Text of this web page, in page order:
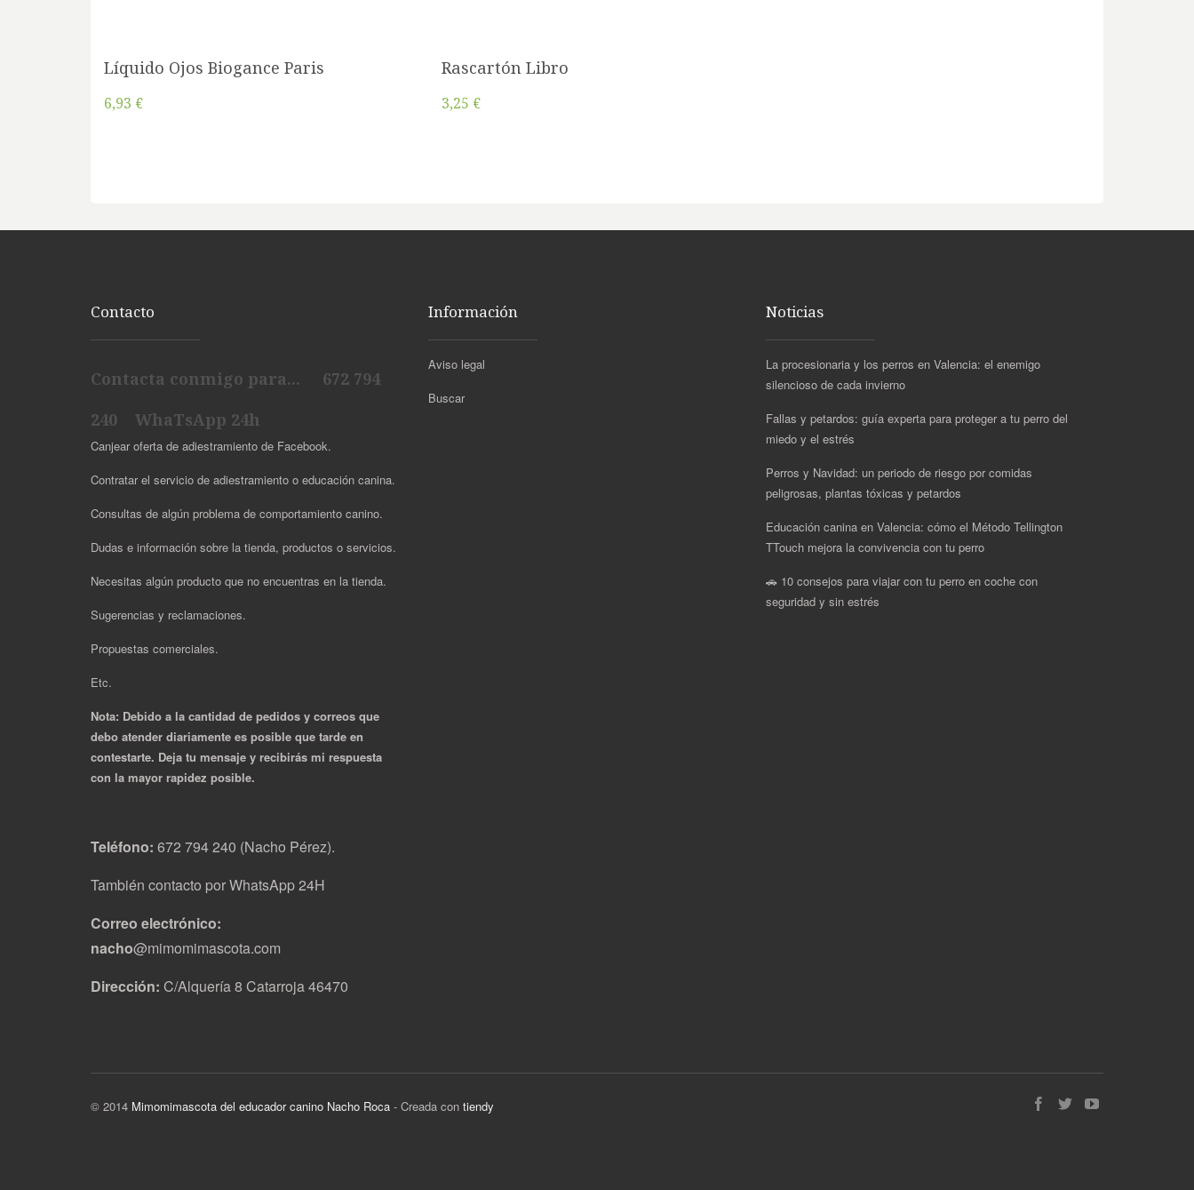
Líquido Ojos Biogance Paris
6,93 €
Rascartón Libro
3,25 €
Contacto
Contacta conmigo para... 672 794
240 WhaTsApp 24h
Canjear oferta de adiestramiento de Facebook.
Contratar el servicio de adiestramiento o educación canina.
Consultas de algún problema de comportamiento canino.
Dudas e información sobre la tienda, productos o servicios.
Necesitas algún producto que no encuentras en la tienda.
Sugerencias y reclamaciones.
Propuestas comerciales.
Etc.
Nota: Debido a la cantidad de pedidos y correos que
debo atender diariamente es posible que tarde en
contestarte. Deja tu mensaje y recibirás mi respuesta
con la mayor rapidez posible.
Teléfono: 672 794 240 (Nacho Pérez).
También contacto por WhatsApp 24H
Correo electrónico:
nacho@mimomimascota.com
Dirección: C/Alquería 8 Catarroja 46470
Información
Aviso legal
Buscar
Noticias
La procesionaria y los perros en Valencia: el enemigo
silencioso de cada invierno
Fallas y petardos: guía experta para proteger a tu perro del
miedo y el estrés
Perros y Navidad: un periodo de riesgo por comidas
peligrosas, plantas tóxicas y petardos
Educación canina en Valencia: cómo el Método Tellington
TTouch mejora la convivencia con tu perro
🚗 10 consejos para viajar con tu perro en coche con
seguridad y sin estrés
© 2014 Mimomimascota del educador canino Nacho Roca - Creada con tiendy